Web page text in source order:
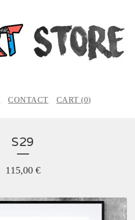
CONTACT CART (0)
S29
115,00 €